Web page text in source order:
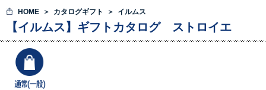
HOME カタログギフト イルムス
【イルムス】ギフトカタログ ストロイエ